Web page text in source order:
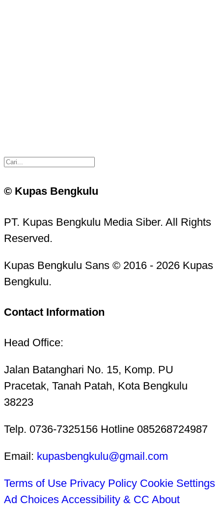
© Kupas Bengkulu
PT. Kupas Bengkulu Media Siber. All Rights
Reserved.
Kupas Bengkulu Sans © 2016 - 2026 Kupas
Bengkulu.
Contact Information
Head Office:
Jalan Batanghari No. 15, Komp. PU
Pracetak, Tanah Patah, Kota Bengkulu
38223
Telp. 0736-7325156 Hotline 085268724987
Email: kupasbengkulu@gmail.com
Terms of Use Privacy Policy Cookie Settings
Ad Choices Accessibility & CC About